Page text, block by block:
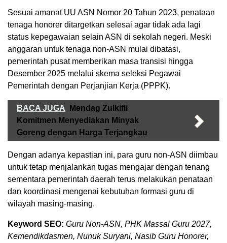
Sesuai amanat UU ASN Nomor 20 Tahun 2023, penataan
tenaga honorer ditargetkan selesai agar tidak ada lagi
status kepegawaian selain ASN di sekolah negeri. Meski
anggaran untuk tenaga non-ASN mulai dibatasi,
pemerintah pusat memberikan masa transisi hingga
Desember 2025 melalui skema seleksi Pegawai
Pemerintah dengan Perjanjian Kerja (PPPK).
BACA JUGA
Mendag Zulkifli
Komitmen Menyediakan Minyak
Goreng dengan Harga Terjangkau
Dengan adanya kepastian ini, para guru non-ASN diimbau
untuk tetap menjalankan tugas mengajar dengan tenang
sementara pemerintah daerah terus melakukan penataan
dan koordinasi mengenai kebutuhan formasi guru di
wilayah masing-masing.
Keyword SEO: Guru Non-ASN, PHK Massal Guru 2027,
Kemendikdasmen, Nunuk Suryani, Nasib Guru Honorer,